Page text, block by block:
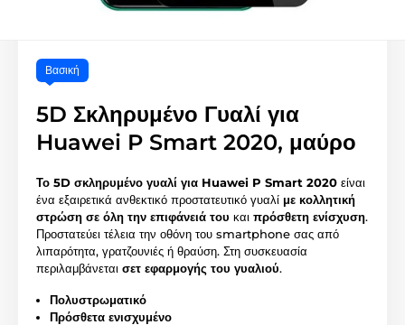
Βασική
5D Σκληρυμένο Γυαλί για
Huawei P Smart 2020, μαύρο
Το 5D σκληρυμένο γυαλί για Huawei P Smart 2020 είναι
ένα εξαιρετικά ανθεκτικό προστατευτικό γυαλί με κολλητική
στρώση σε όλη την επιφάνειά του και πρόσθετη ενίσχυση.
Προστατεύει τέλεια την οθόνη του smartphone σας από
λιπαρότητα, γρατζουνιές ή θραύση. Στη συσκευασία
περιλαμβάνεται σετ εφαρμογής του γυαλιού.
Πολυστρωματικό
Πρόσθετα ενισχυμένο